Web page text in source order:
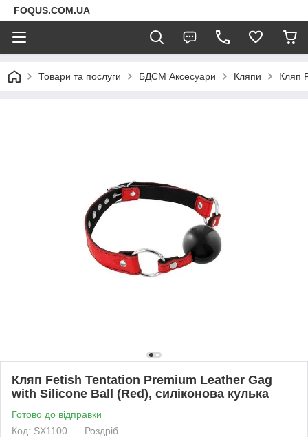
FOQUS.COM.UA
Товари та послуги БДСМ Аксесуари Кляпи Кляп
Кляп Fetish Tentation Premium Leather Gag
with Silicone Ball (Red), силіконова кулька
Готово до відправки
Код: SX1100
Роздріб